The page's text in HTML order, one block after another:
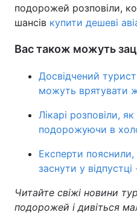
подорожей розповіли,
шансів купити дешеві
Вас також можуть
Досвідчений турист
можуть врятувати
Лікарі розповіли,
подорожуючи в
Експерти
заснути у
Читайте свіжі новини
подорожей і дивіться